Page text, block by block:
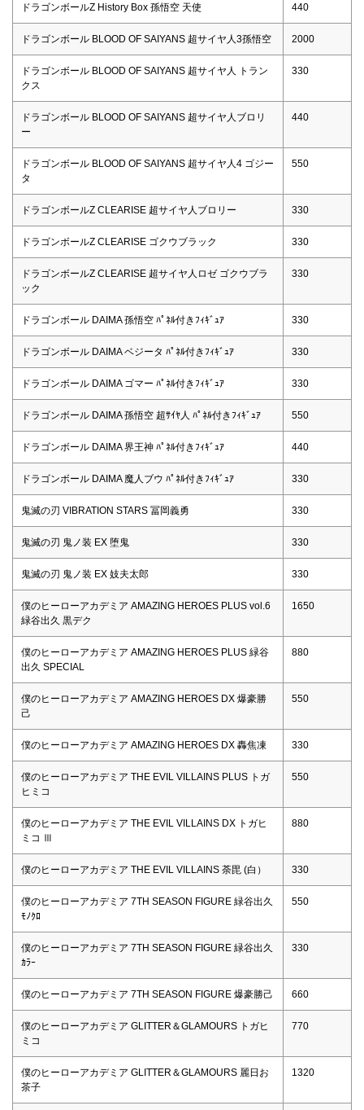
ドラゴンボールZ History Box 孫悟空 天使 440
ドラゴンボール BLOOD OF SAIYANS 超サイヤ人3孫悟空 2000
ドラゴンボール BLOOD OF SAIYANS 超サイヤ人 トラン
クス
330
ドラゴンボール BLOOD OF SAIYANS 超サイヤ人ブロリ
ー
440
ドラゴンボール BLOOD OF SAIYANS 超サイヤ人4 ゴジー
タ
550
ドラゴンボールZ CLEARISE 超サイヤ人ブロリー 330
ドラゴンボールZ CLEARISE ゴクウブラック 330
ドラゴンボールZ CLEARISE 超サイヤ人ロゼ ゴクウブラ
ック
330
ドラゴンボール DAIMA 孫悟空 ﾊﾟﾈﾙ付きﾌｨｷﾞｭｱ 330
ドラゴンボール DAIMA ベジータ ﾊﾟﾈﾙ付きﾌｨｷﾞｭｱ 330
ドラゴンボール DAIMA ゴマー ﾊﾟﾈﾙ付きﾌｨｷﾞｭｱ 330
ドラゴンボール DAIMA 孫悟空 超ｻｲﾔ人 ﾊﾟﾈﾙ付きﾌｨｷﾞｭｱ 550
ドラゴンボール DAIMA 界王神 ﾊﾟﾈﾙ付きﾌｨｷﾞｭｱ 440
ドラゴンボール DAIMA 魔人ブウ ﾊﾟﾈﾙ付きﾌｨｷﾞｭｱ 330
鬼滅の刃 VIBRATION STARS 冨岡義勇 330
鬼滅の刃 鬼ノ装 EX 堕鬼 330
鬼滅の刃 鬼ノ装 EX 妓夫太郎 330
僕のヒーローアカデミア AMAZING HEROES PLUS vol.6
緑谷出久 黒デク
1650
僕のヒーローアカデミア AMAZING HEROES PLUS 緑谷
出久 SPECIAL
880
僕のヒーローアカデミア AMAZING HEROES DX 爆豪勝
己
550
僕のヒーローアカデミア AMAZING HEROES DX 轟焦凍 330
僕のヒーローアカデミア THE EVIL VILLAINS PLUS トガ
ヒミコ
550
僕のヒーローアカデミア THE EVIL VILLAINS DX トガヒ
ミコ Ⅲ
880
僕のヒーローアカデミア THE EVIL VILLAINS 荼毘 (白） 330
僕のヒーローアカデミア 7TH SEASON FIGURE 緑谷出久
ﾓﾉｸﾛ
550
僕のヒーローアカデミア 7TH SEASON FIGURE 緑谷出久
ｶﾗｰ
330
僕のヒーローアカデミア 7TH SEASON FIGURE 爆豪勝己 660
僕のヒーローアカデミア GLITTER＆GLAMOURS トガヒ
ミコ
770
僕のヒーローアカデミア GLITTER＆GLAMOURS 麗日お
茶子
1320